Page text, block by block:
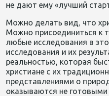
не дают ему «лучший
Можно делать вид, что
Можно присоединиться к
любые исследования в
исследования и их
реальностью, которая
христиане с их
представлениями о
оказываются не